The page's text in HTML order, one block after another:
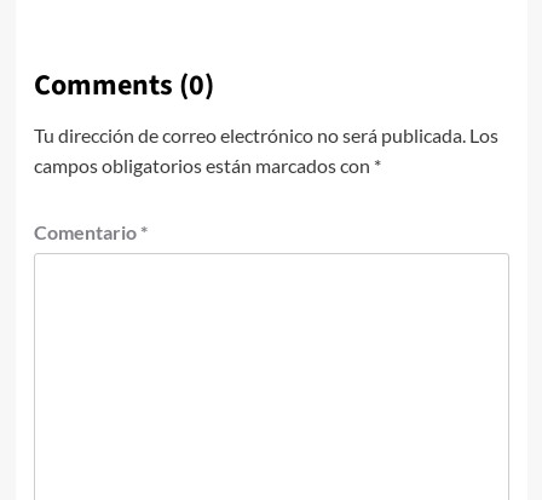
Comments (0)
Tu dirección de correo electrónico no será publicada. Los
campos obligatorios están marcados con *
Comentario *